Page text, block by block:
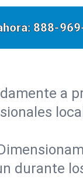
888-
a
durante